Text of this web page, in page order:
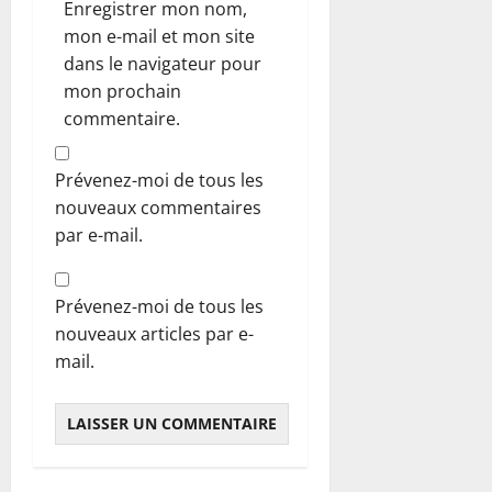
Enregistrer mon nom,
mon e-mail et mon site
dans le navigateur pour
mon prochain
commentaire.
Prévenez-moi de tous les
nouveaux commentaires
par e-mail.
Prévenez-moi de tous les
nouveaux articles par e-
mail.